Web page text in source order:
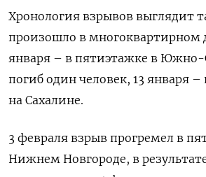
Хронология взрывов выглядит
произошло в многоквартирном
января – в пятиэтажке в Южно-
погиб один человек, 13 января –
на Сахалине.
3 февраля взрыв прогремел в
Нижнем Новгороде, в